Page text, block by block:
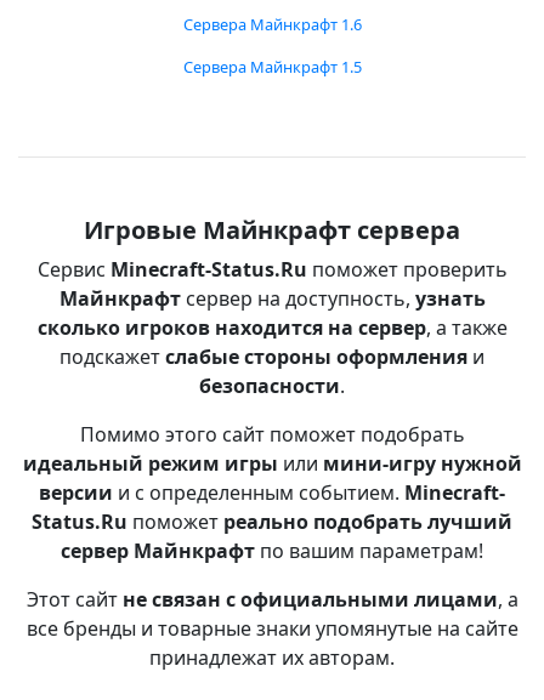
Сервера Майнкрафт 1.6
Сервера Майнкрафт 1.5
Игровые Майнкрафт сервера
Сервис Minecraft-Status.Ru поможет проверить
Майнкрафтсервер на доступность, узнать
сколько игроков находится на сервер, а также
подскажетслабые стороны оформления и
безопасности.
Помимо этого сайт поможет подобрать
идеальный режим игры или мини-игру нужной
версии и с определенным событием. Minecraft-
Status.Ru поможет реально подобрать лучший
сервер Майнкрафт по вашим параметрам!
Этот сайт не связан с официальными лицами, а
все бренды и товарные знаки упомянутые на сайте
принадлежат их авторам.